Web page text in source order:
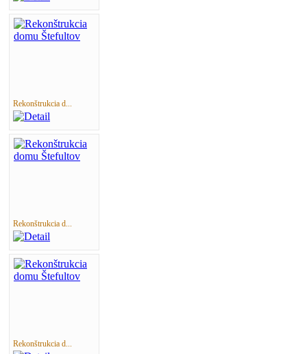
Rekonštrukcia d...
Rekonštrukcia d...
Rekonštrukcia d...